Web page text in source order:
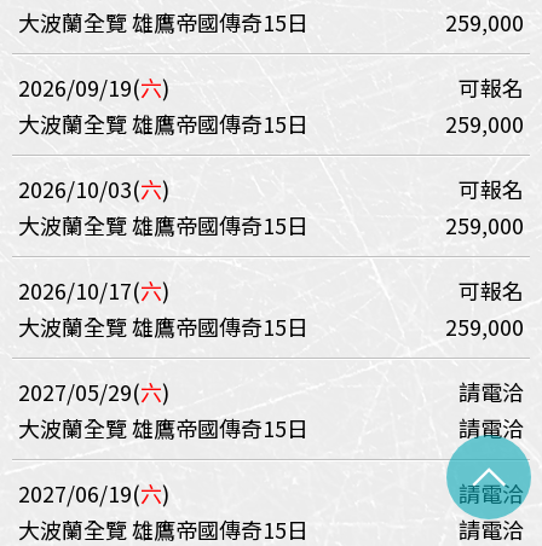
大波蘭全覽 雄鷹帝國傳奇15日
259,000
2026/09/19(六)
可報名
大波蘭全覽 雄鷹帝國傳奇15日
259,000
2026/10/03(六)
可報名
大波蘭全覽 雄鷹帝國傳奇15日
259,000
2026/10/17(六)
可報名
大波蘭全覽 雄鷹帝國傳奇15日
259,000
2027/05/29(六)
請電洽
大波蘭全覽 雄鷹帝國傳奇15日
請電洽
2027/06/19(六)
請電洽
大波蘭全覽 雄鷹帝國傳奇15日
請電洽
^